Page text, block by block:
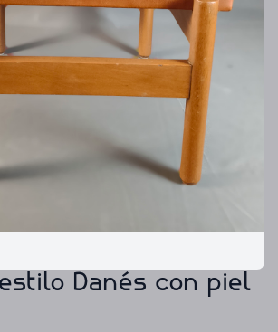
Danés con piel